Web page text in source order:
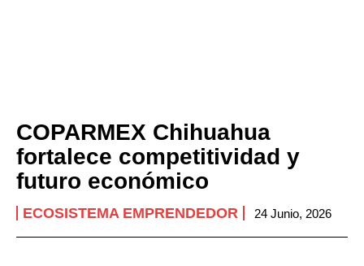
COPARMEX Chihuahua
fortalece competitividad y
futuro económico
ECOSISTEMA EMPRENDEDOR 24 Junio, 2026